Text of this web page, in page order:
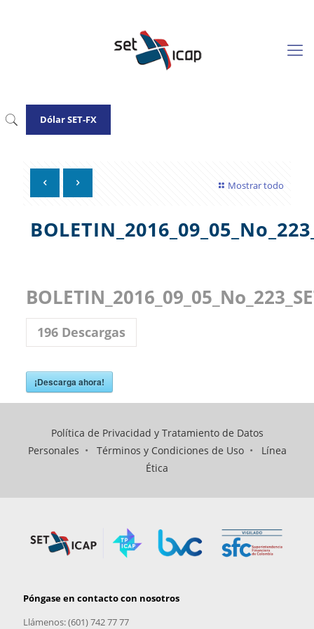
Dólar SET-FX
Mostrar todo
196Descargas
¡Descarga ahora!
Política de Privacidad y Tratamiento de Datos
Personales • Términos y Condiciones de Uso• Línea
Ética
Póngase en contacto con nosotros
Llámenos: (601) 742 77 77